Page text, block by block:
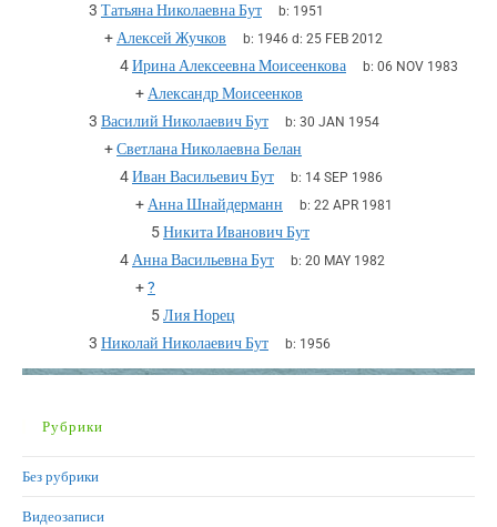
3 Татьяна Николаевна Бут b: 1951
+ Алексей Жучков b: 1946 d: 25 FEB 2012
4Ирина Алексеевна Моисеенкова b: 06 NOV 1983
+ Александр Моисеенков
3 Василий Николаевич Бут b: 30 JAN 1954
+Светлана Николаевна Белан
4Иван Васильевич Бут b: 14 SEP 1986
+ Анна Шнайдерманн b: 22 APR 1981
5Никита Иванович Бут
4 Анна Васильевна Бут b: 20 MAY 1982
+?
5Лия Норец
3 Николай Николаевич Бут b: 1956
Рубрики
Без рубрики
Видеозаписи